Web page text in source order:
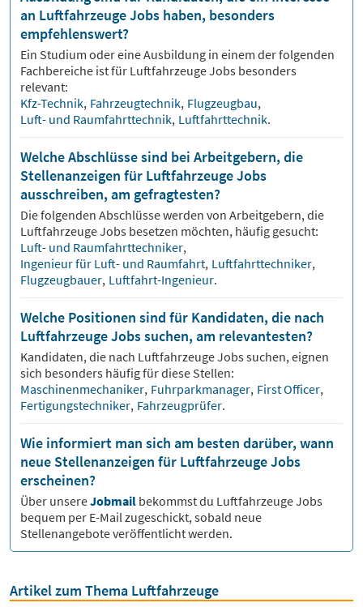
an Luftfahrzeuge Jobs haben, besonders
empfehlenswert?
Ein Studium oder eine Ausbildung in einem der folgenden
Fachbereiche ist für LuftfahrzeugeJobs besonders
relevant:
Kfz-Technik, Fahrzeugtechnik, Flugzeugbau,
Luft- und Raumfahrttechnik, Luftfahrttechnik.
Welche Abschlüsse sind bei Arbeitgebern, die
Stellenanzeigen für Luftfahrzeuge Jobs
ausschreiben, am gefragtesten?
Die folgenden Abschlüsse werden von Arbeitgebern, die
LuftfahrzeugeJobs besetzen möchten, häufig gesucht:
Luft- und Raumfahrttechniker,
Ingenieur für Luft- und Raumfahrt, Luftfahrttechniker,
Flugzeugbauer, Luftfahrt-Ingenieur.
Welche Positionen sind für Kandidaten, die nach
Luftfahrzeuge Jobs suchen, am relevantesten?
Kandidaten, die nach LuftfahrzeugeJobs suchen, eignen
sich besonders häufig für diese Stellen:
Maschinenmechaniker, Fuhrparkmanager, First Officer,
Fertigungstechniker, Fahrzeugprüfer.
Wie informiert man sich am besten darüber, wann
neue Stellenanzeigen für Luftfahrzeuge Jobs
erscheinen?
Über unsereJobmail bekommst du LuftfahrzeugeJobs
bequem per E-Mail zugeschickt, sobald neue
Stellenangebote veröffentlicht werden.
Artikel zum Thema Luftfahrzeuge